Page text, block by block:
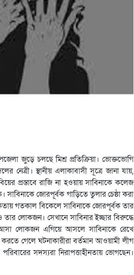
জুড়ে চলছে মিশ্র প্রতিক্রিয়া। ভোক্তভোগি
নেত্রী। স্থানীয় এলাকাবাসী সূত্রে জানা যায়,
প্রস্তাবে রাজি না হওয়ায় সাবিনাকে কলেজ
জোরপূর্বক গাড়িতে তুলার চেষ্ঠা করা
গতকাল বিকেলে সাবিনাকে জোরপূর্বক তার
লোকজন। সেখানে সাবিনার ইচ্ছার বিরুদ্ধে
আসা লোকজন এগিয়ে আসলে সাবিনাকে রেখে
গেলে ঘটনাকারীরা বর্তমান আওয়ামী লীগ
সদস্যরা নিরাপত্তাহীনতায় ভোগছেন।